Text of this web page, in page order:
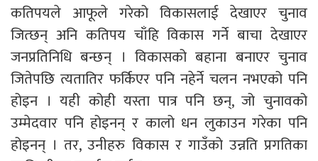
कतिपयले आफूले गरेको विकासलाई देखाएर चुनाव
जित्छन् अनि कतिपय चाँहि विकास गर्ने बाचा देखाएर
जनप्रतिनिधि बन्छन् । विकासको बहाना बनाएर चुनाव
जितेपछि त्यतातिर फर्किएर पनि नहेर्ने चलन नभएको पनि
होइन । यही कोही यस्ता पात्र पनि छन्, जो चुनावको
उम्मेदवार पनि होइनन् र कालो धन लुकाउन गरेका पनि
होइनन् । तर, उनीहरु विकास र गाउँको उन्नति प्रगतिका